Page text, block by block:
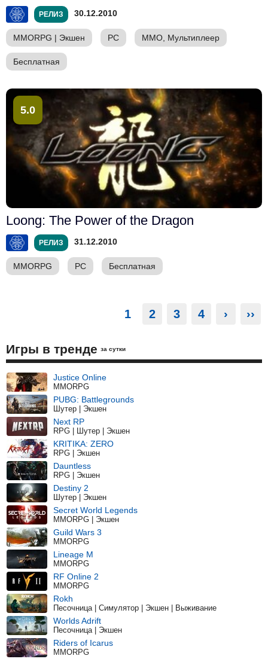
РЕЛИЗ 30.12.2010
MMORPG | Экшен PC ММО, Мультиплеер
Бесплатная
5.0
Loong: The Power of the Dragon
РЕЛИЗ 31.12.2010
MMORPG PC Бесплатная
1 2 3 4 › ››
Игры в тренде за сутки
Justice Online
MMORPG
PUBG: Battlegrounds
Шутер | Экшен
Next RP
RPG | Шутер | Экшен
KRITIKA: ZERO
RPG | Экшен
Dauntless
RPG | Экшен
Destiny 2
Шутер | Экшен
Secret World Legends
MMORPG | Экшен
Guild Wars 3
MMORPG
Lineage M
MMORPG
RF Online 2
MMORPG
Rokh
Песочница | Симулятор | Экшен | Выживание
Worlds Adrift
Песочница | Экшен
Riders of Icarus
MMORPG